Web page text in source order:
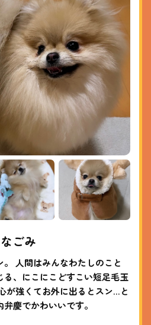
なごみ
人間はみんなわたしのこと
、にこにこどすこい短足毛玉
が強くてお外に出るとスン…と
慶でかわいいです。